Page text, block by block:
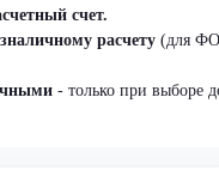
счет.
расчету (для
- только при выборе